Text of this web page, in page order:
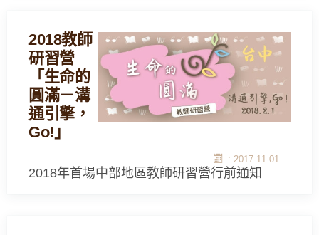
2018教師
研習營
「生命的
圓滿－溝
通引擎，
Go!」
: 2017-11-01
2018年首場中部地區教師研習營行前通知